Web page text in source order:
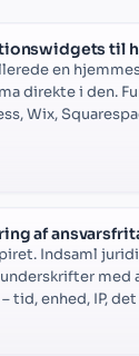
til
en
direkte i den.
Wix,
af
Indsaml
med
tid, enhed, IP,